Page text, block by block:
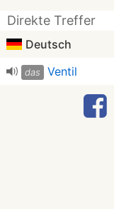
Direkte Treffer
Deutsch
das Ventil